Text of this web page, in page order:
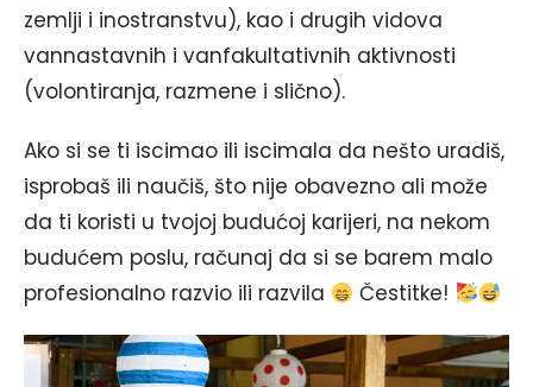
zemlji i inostranstvu), kao i drugih vidova
vannastavnih i vanfakultativnih aktivnosti
(volontiranja, razmene i slično).
Ako si se ti iscimao ili iscimala da nešto uradiš,
isprobaš ili naučiš, što nije obavezno ali može
da ti koristi u tvojoj budućoj karijeri, na nekom
budućem poslu, računaj da si se barem malo
profesionalno razvio ili razvila
Čestitke!